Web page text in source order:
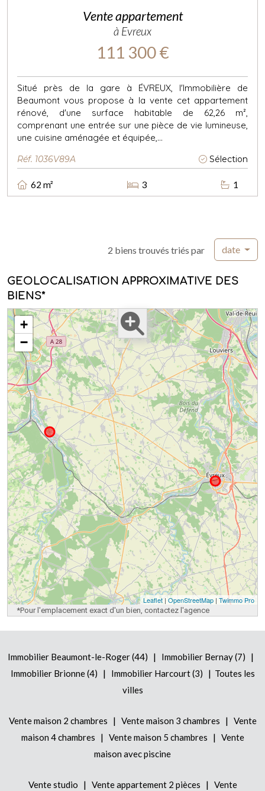
Vente appartement
à Evreux
111 300 €
Situé près de la gare à ÉVREUX, l'Immobilière de
Beaumont vous propose à la vente cet appartement
rénové, d'une surface habitable de 62,26 m²,
comprenant une entrée sur une pièce de vie lumineuse,
une cuisine aménagée et équipée,...
Réf. 1036V89A Sélection
62 m² 3 1
2 biens trouvés triés par date
GEOLOCALISATION APPROXIMATIVE DES
BIENS*
+
−
Leaflet | OpenStreetMap | Twimmo Pro
*Pour l'emplacement exact d'un bien, contactez l'agence
Immobilier Beaumont-le-Roger (44) | Immobilier Bernay (7) |
Immobilier Brionne (4) | Immobilier Harcourt (3) | Toutes les
villes
Vente maison 2 chambres | Vente maison 3 chambres | Vente
maison 4 chambres
| Vente maison 5 chambres | Vente
maison avec piscine
Vente studio | Vente appartement 2 pièces | Vente